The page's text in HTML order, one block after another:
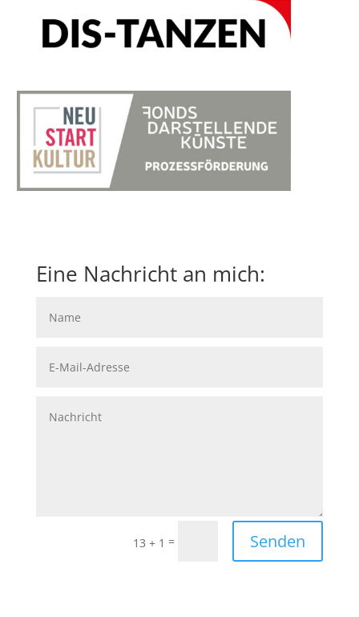
Eine Nachricht an mich:
13 + 1 = Senden